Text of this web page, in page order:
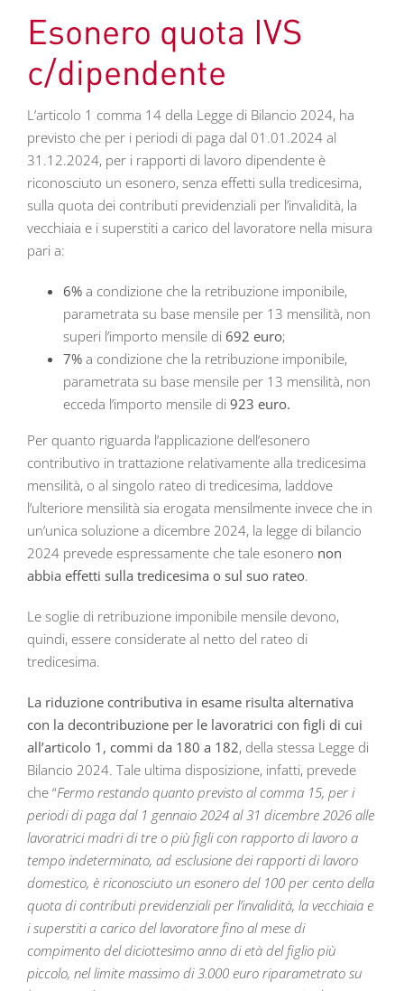
Esonero quota IVS
c/dipendente
L’articolo 1 comma 14 della Legge di Bilancio 2024, ha
previsto che per i periodi di paga dal 01.01.2024 al
31.12.2024, per i rapporti di lavoro dipendente è
riconosciuto un esonero, senza effetti sulla tredicesima,
sulla quota dei contributi previdenziali per l’invalidità, la
vecchiaia e i superstiti a carico del lavoratore nella misura
pari a:
6%a condizione che la retribuzione imponibile,
parametrata su base mensile per 13 mensilità, non
superi l’importo mensile di 692 euro;
7%a condizione che la retribuzione imponibile,
parametrata su base mensile per 13 mensilità, non
ecceda l’importo mensile di 923 euro.
Per quanto riguarda l’applicazione dell’esonero
contributivo in trattazione relativamente alla tredicesima
mensilità, o al singolo rateo di tredicesima, laddove
l’ulteriore mensilità sia erogata mensilmente invece che in
un’unica soluzione a dicembre 2024, la legge di bilancio
2024 prevede espressamente che tale esonero non
abbia effetti sulla tredicesima o sul suo rateo.
Le soglie di retribuzione imponibile mensile devono,
quindi, essere considerate al netto del rateo di
tredicesima.
La riduzione contributiva in esame risulta alternativa
con la decontribuzione per le lavoratrici con figli di cui
all’articolo 1, commi da 180 a 182, della stessa Legge di
Bilancio 2024. Tale ultima disposizione, infatti, prevede
che “Fermo restando quanto previsto al comma 15, per i
periodi di paga dal 1 gennaio 2024 al 31 dicembre 2026 alle
lavoratrici madri di tre o più figli con rapporto di lavoro a
tempo indeterminato, ad esclusione dei rapporti di lavoro
domestico, è riconosciuto un esonero del 100 per cento della
quota di contributi previdenziali per l’invalidità, la vecchiaia e
i superstiti a carico del lavoratore fino al mese di
compimento del diciottesimo anno di età del figlio più
piccolo, nel limite massimo di 3.000 euro riparametrato su